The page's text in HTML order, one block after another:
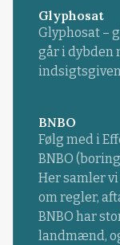
Glyphosat
Glyphosat –
går i dybden
BNBO
Følg med i
BNBO
Her samler
om regler,
BNBO har
landmænd,